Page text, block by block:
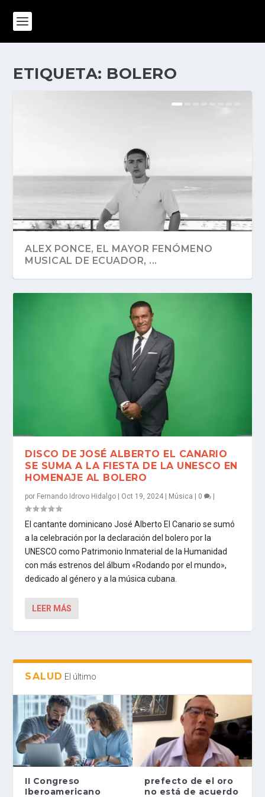
ETIQUETA: BOLERO
ALEX PONCE, EL MAYOR FENÓMENO
MUSICAL DE ECUADOR, ...
ÁLVARO TADEO DEBUTA CON SU ÁLBUM
«ALGO DE MÍ»: UN ...
GIGI MÉNDEZ SE CONSAGRA A NIVEL
MUNDIAL CON «SOMOS...
LA EMPRESA AGUACATE LIVE US LLC,
DEMANDÓ ANTE LOS ...
«MAR AZUL», RECIENTE TEMA EN
COLABORACIÓN CON PISO...
JERRYSAN FUSIONA DOS MUNDOS EN
«TENTEN»: ¡DEL ANIM...
LOS HERMANOS ROSARIO Y JOSÉ
ALBERTO «EL CANARIO» L...
MENTEABIERTA LANZA SU NUEVO
SENCILLO «EN CHUPE» BA...
DISCO DE JOSÉ ALBERTO EL CANARIO
SE SUMA A LA FIESTA DE LA UNESCO EN
HOMENAJE AL BOLERO
por Fernando Idrovo Hidalgo Oct 19, 2024 Música 0
El cantante dominicano José Alberto El Canario se sumó
a la celebración por la declaración del bolero por la
UNESCO como Patrimonio Inmaterial de la Humanidad
con más estrenos del álbum «Rodando por el mundo»,
dedicado al género y a la música cubana.
LEER MÁS
SALUD El último
II Congreso
Iberoamericano
prefecto de el oro
no está de acuerdo